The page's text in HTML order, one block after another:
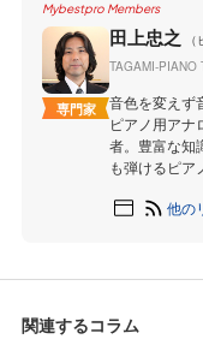
Mybestpro Members
専門家
田上忠之
TAGAMI-PIANO
音色を変えず
ピアノ用アナ
者。豊富な知
も弾けるピア
他の
関連するコラム